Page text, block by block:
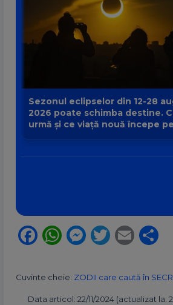
Sezonul eclipselor din 12-28
2026 poate schimba destine.
urmă și ce viață nouă începe
Facebook
WhatsApp
Twitter
Cuvinte cheie: ZODII care caută în
Data articol: 22/11/2024 (actualizat la: